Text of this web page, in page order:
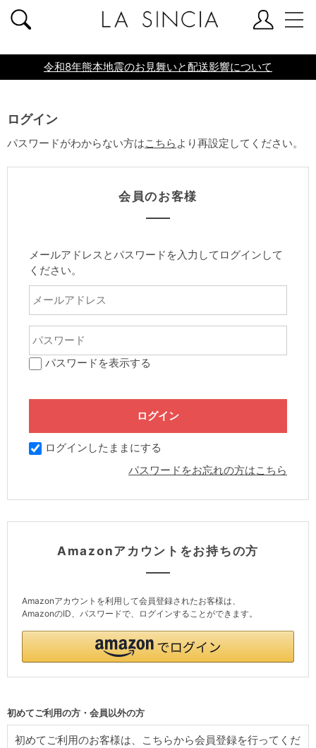
共通ヘッダー
令和8年熊本地震のお見舞いと配送影響について
ログイン
パスワードがわからない方はこちら より再設定してください。
会員のお客様
メールアドレスとパスワードを入力してログインして
ください。
パスワードを表示する
ログインしたままにする
パスワードをお忘れの方はこちら
Amazonアカウントをお持ちの方
Amazonアカウントを利用して会員登録されたお客様は、
AmazonのID、パスワードで、ログインすることができます。
初めてご利用の方・会員以外の方
初めてご利用のお客様は、こちらから会員登録を行ってくだ